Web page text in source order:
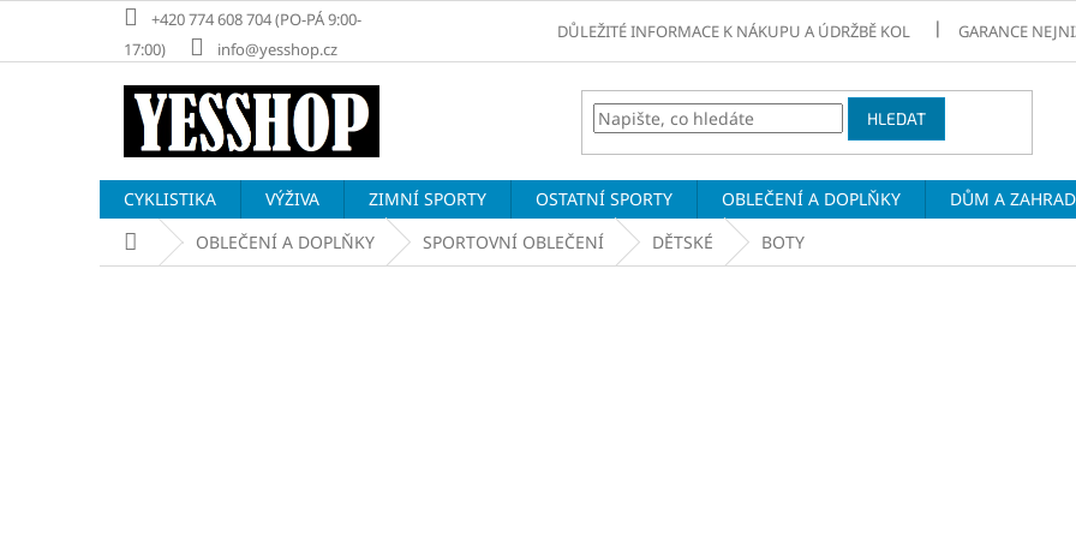
obsah
+420 774 608 704 (PO-PÁ 9:00-
17:00)
info@yesshop.cz
DŮLEŽITÉ INFORMACE K NÁKUPU A ÚDRŽBĚ KOL GARANCE
HLEDAT
CYKLISTIKA VÝŽIVA ZIMNÍ SPORTY OSTATNÍ SPORTY OBLEČENÍ A DOPLŇKY DŮM A
Domů OBLEČENÍ A DOPLŇKY SPORTOVNÍ OBLEČENÍ DĚTSKÉ BOTY